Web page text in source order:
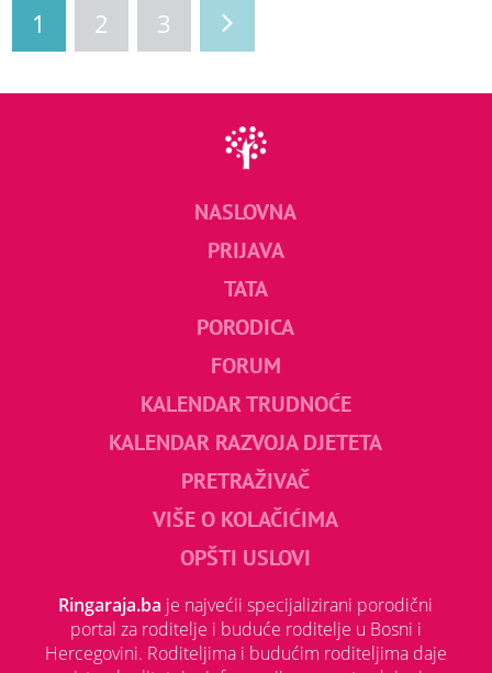
1 2 3
NASLOVNA
PRIJAVA
TATA
PORODICA
FORUM
KALENDAR TRUDNOĆE
KALENDAR RAZVOJA DJETETA
PRETRAŽIVAČ
VIŠE O KOLAČIĆIMA
OPŠTI USLOVI
Ringaraja.ba je najvećii specijalizirani porodični
portal za roditelje i buduće roditelje u Bosni i
Hercegovini. Roditeljima i budućim roditeljima daje